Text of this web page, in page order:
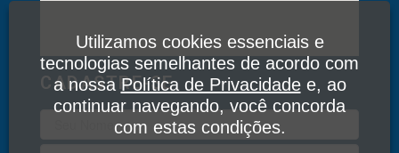
CADASTRE-SE
Utilizamos cookies essenciais e
tecnologias semelhantes de acordo com
a nossaPolítica de Privacidadee, ao
continuar navegando, você concorda
com estas condições.